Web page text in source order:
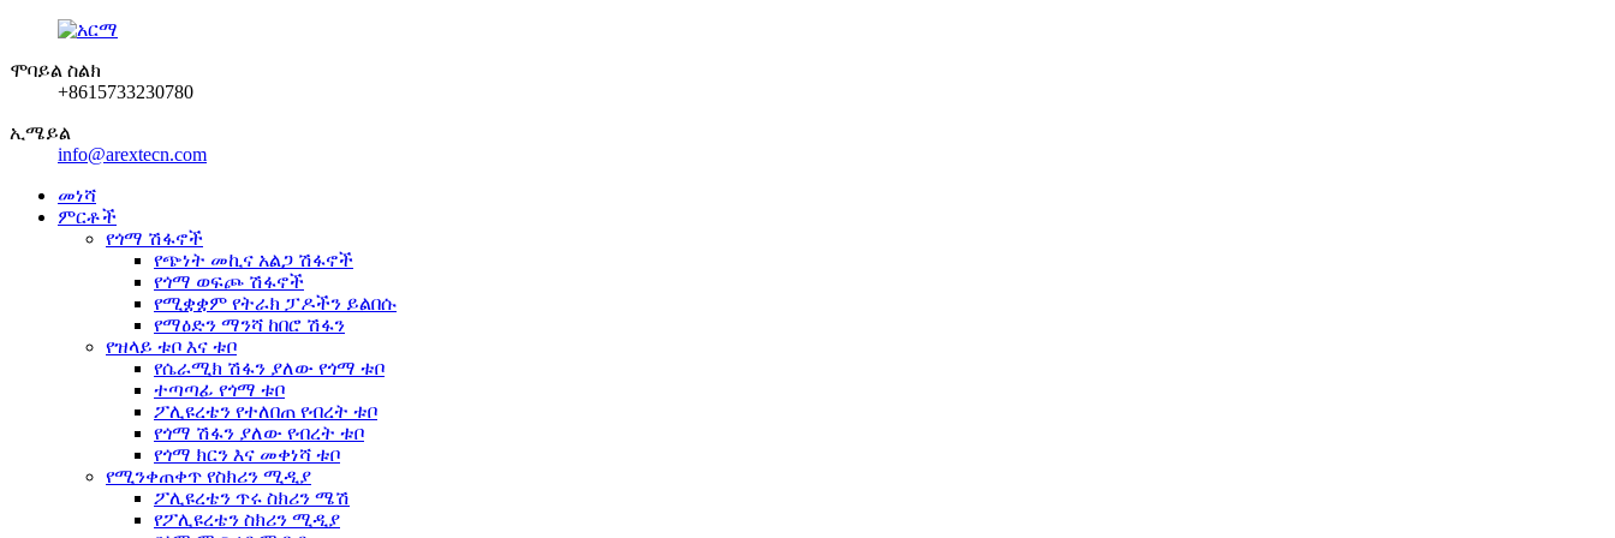
ሞባይል ስልክ
+8615733230780
ኢሜይል
info@arextecn.com
መነሻ
ምርቶች
የጎማ ሽፋኖች
የጭነት መኪና አልጋ ሽፋኖች
የጎማ ወፍጮ ሽፋኖች
የሚቋቋም የትራክ ፓዶችን ይልበሱ
የማዕድን ማንሻ ከበሮ ሽፋን
የዝላይ ቱቦ እና ቱቦ
የሴራሚክ ሽፋን ያለው የጎማ ቱቦ
ተጣጣፊ የጎማ ቱቦ
ፖሊዩረቴን የተለበጠ የብረት ቱቦ
የጎማ ሽፋን ያለው የብረት ቱቦ
የጎማ ክርን እና መቀነሻ ቱቦ
የሚንቀጠቀጥ የስክሪን ሚዲያ
ፖሊዩረቴን ጥሩ ስክሪን ሜሽ
የፖሊዩረቴን ስክሪን ሚዲያ